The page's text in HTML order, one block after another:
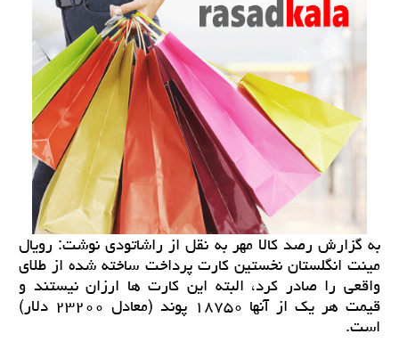
به گزارش رصد كالا مهر به نقل از راشاتودی نوشت: رویال
مینت انگلستان نخستین كارت پرداخت ساخته شده از طلای
واقعی را صادر كرد، البته این كارت ها ارزان نیستند و
قیمت هر یك از آنها ۱۸۷۵۰ پوند (معادل ۲۳۲۰۰ دلار)
است.